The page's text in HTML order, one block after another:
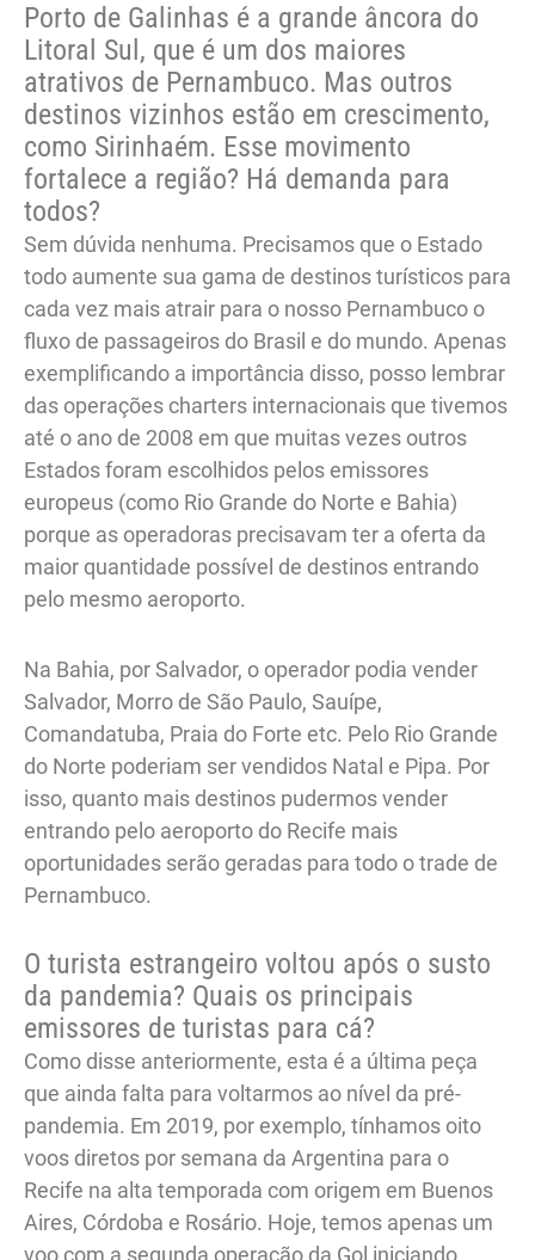
Porto de Galinhas é a grande âncora do
Litoral Sul, que é um dos maiores
atrativos de Pernambuco. Mas outros
destinos vizinhos estão em crescimento,
como Sirinhaém. Esse movimento
fortalece a região? Há demanda para
todos?
Sem dúvida nenhuma. Precisamos que o Estado
todo aumente sua gama de destinos turísticos para
cada vez mais atrair para o nosso Pernambuco o
fluxo de passageiros do Brasil e do mundo. Apenas
exemplificando a importância disso, posso lembrar
das operações charters internacionais que tivemos
até o ano de 2008 em que muitas vezes outros
Estados foram escolhidos pelos emissores
europeus (como Rio Grande do Norte e Bahia)
porque as operadoras precisavam ter a oferta da
maior quantidade possível de destinos entrando
pelo mesmo aeroporto.
Na Bahia, por Salvador, o operador podia vender
Salvador, Morro de São Paulo, Sauípe,
Comandatuba, Praia do Forte etc. Pelo Rio Grande
do Norte poderiam ser vendidos Natal e Pipa. Por
isso, quanto mais destinos pudermos vender
entrando pelo aeroporto do Recife mais
oportunidades serão geradas para todo o trade de
Pernambuco.
O turista estrangeiro voltou após o susto
da pandemia? Quais os principais
emissores de turistas para cá?
Como disse anteriormente, esta é a última peça
que ainda falta para voltarmos ao nível da pré-
pandemia. Em 2019, por exemplo, tínhamos oito
voos diretos por semana da Argentina para o
Recife na alta temporada com origem em Buenos
Aires, Córdoba e Rosário. Hoje, temos apenas um
voo com a segunda operação da Gol iniciando